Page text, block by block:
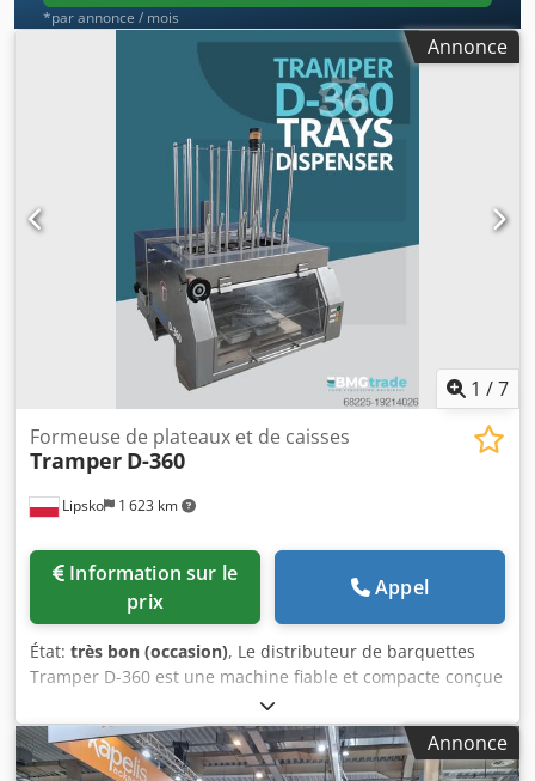
*par annonce / mois
Annonce
1 /7
Lipsko 1 623 km
Formeuse de plateaux et de caisses
Tramper D-360
prix
Appel
État: très bon (occasion), Le distributeur de barquettes
Tramper D-360 est une machine fiable et compacte conçue
pour automatiser le processus de conditionnement dans
l'industrie agroalimentaire. Il alimente la ligne de
conditionnement en barquettes rapidement et avecAnnonce